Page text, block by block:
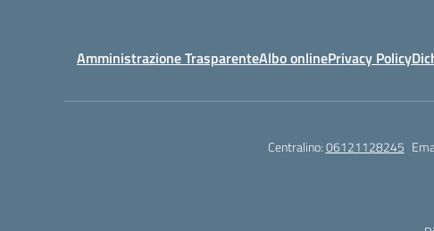
Amministrazione TrasparenteAlbo onlinePrivacy Policy
Centralino:06121128245